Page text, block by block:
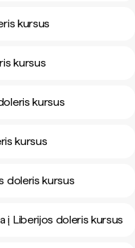
kursus
kursus
kursus
kursus
doleris kursus
į Liberijos doleris kursus